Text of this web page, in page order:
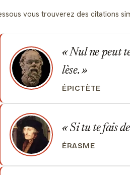
vous trouverez des citations
Nul ne peut te
lèse.
ÉPICTÈTE
Si tu te fais
ÉRASME